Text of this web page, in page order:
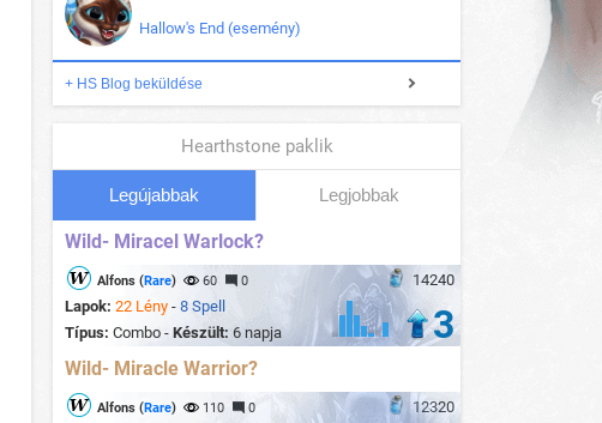
Hallow's End (esemény)
+ HS Blog beküldése
Hearthstone paklik
Legújabbak Legjobbak
Wild- Miracel Warlock?
14240
Alfons (Rare) 60 0
Lapok: 22 Lény - 8 Spell
Típus: Combo - Készült: 6 napja 3
Wild- Miracle Warrior?
12320
Alfons (Rare) 110 0